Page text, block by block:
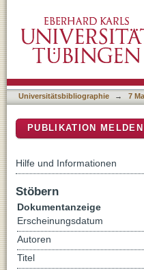
models to mixture-
Universitätsbibliographie → 7
PUBLIKATION MELDEN
Hilfe und Informationen
Stöbern
Dokumentanzeige
Erscheinungsdatum
Autoren
Titel